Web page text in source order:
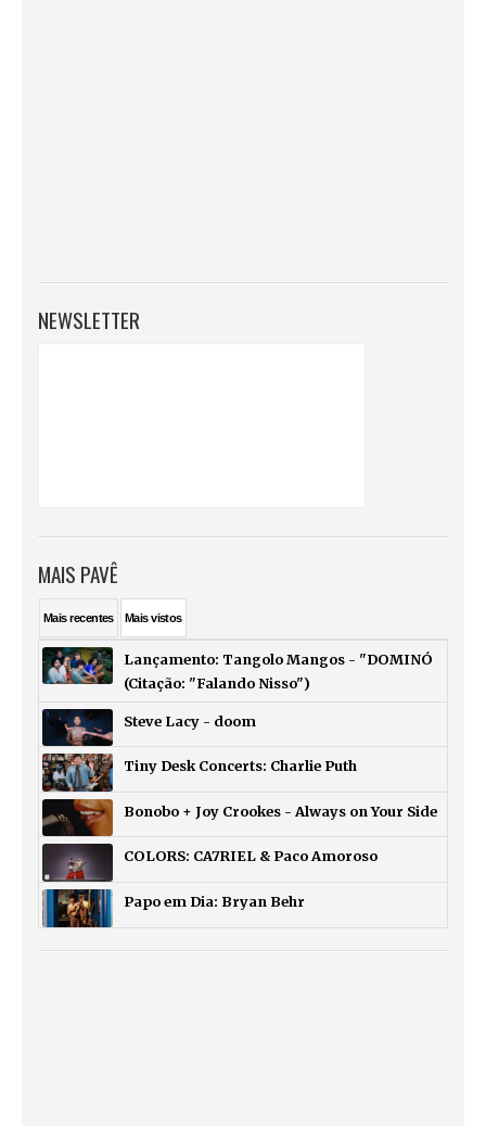
NEWSLETTER
MAIS PAVÊ
Maisrecentes Maisvistos
Lançamento: Tangolo Mangos - "DOMINÓ
(Citação: "Falando Nisso")
Steve Lacy - doom
Tiny Desk Concerts: Charlie Puth
Bonobo + Joy Crookes - Always on Your Side
COLORS: CA7RIEL & Paco Amoroso
Papo em Dia: Bryan Behr